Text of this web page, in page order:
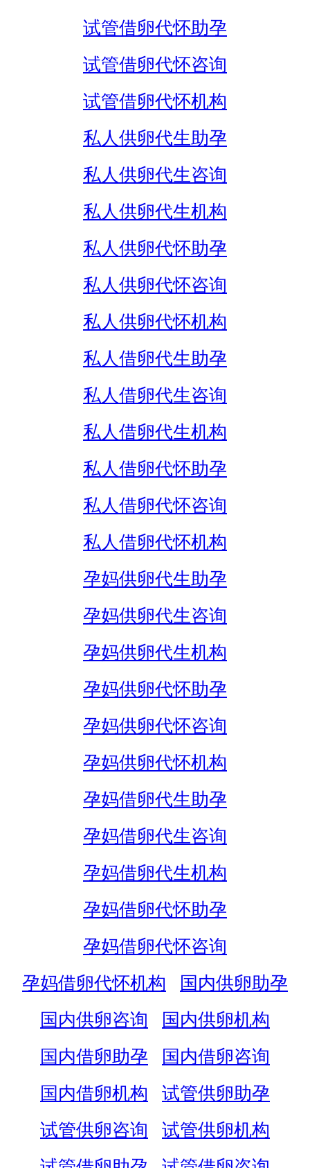
试管借卵代怀助孕
试管借卵代怀咨询
试管借卵代怀机构
私人供卵代生助孕
私人供卵代生咨询
私人供卵代生机构
私人供卵代怀助孕
私人供卵代怀咨询
私人供卵代怀机构
私人借卵代生助孕
私人借卵代生咨询
私人借卵代生机构
私人借卵代怀助孕
私人借卵代怀咨询
私人借卵代怀机构
孕妈供卵代生助孕
孕妈供卵代生咨询
孕妈供卵代生机构
孕妈供卵代怀助孕
孕妈供卵代怀咨询
孕妈供卵代怀机构
孕妈借卵代生助孕
孕妈借卵代生咨询
孕妈借卵代生机构
孕妈借卵代怀助孕
孕妈借卵代怀咨询
孕妈借卵代怀机构
国内供卵助孕
国内供卵咨询
国内供卵机构
国内借卵助孕
国内借卵咨询
国内借卵机构
试管供卵助孕
试管供卵咨询
试管供卵机构